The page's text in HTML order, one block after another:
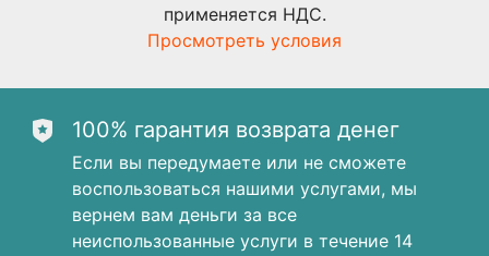
применяется НДС.
Просмотреть условия
100% гарантия возврата денег
Если вы передумаете или не сможете
воспользоваться нашими услугами, мы
вернем вам деньги за все
неиспользованные услуги в течение 14